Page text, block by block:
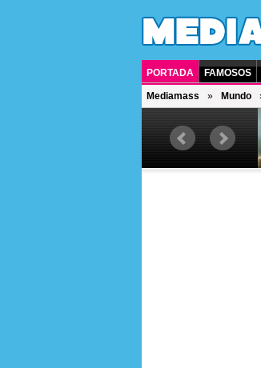
PORTADA FAMOSOS
Mediamass Mundo
actor y presentador de televisión